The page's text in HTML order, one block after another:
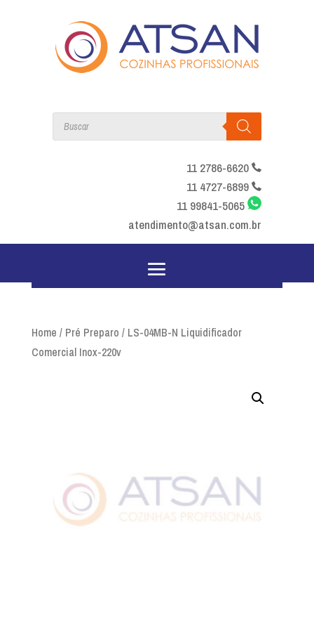
Products
search
11 2786-6620
11 4727-6899
11 99841-5065
atendimento@atsan.com.br
Home / Pré Preparo / LS-04MB-N Liquidificador
Comercial Inox-220v